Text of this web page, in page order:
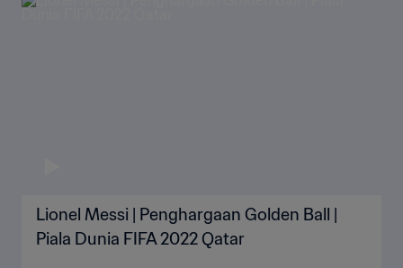
Lionel Messi | Penghargaan Golden Ball |
Piala Dunia FIFA 2022 Qatar